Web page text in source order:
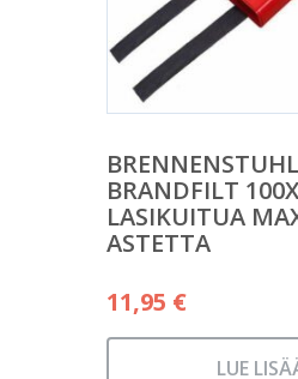
BRENNENSTUHL
BRANDFILT
LASIKUITUA
ASTETTA
11,95 €
LUE